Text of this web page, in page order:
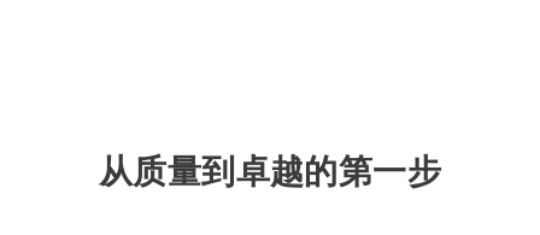
从质量到卓越的第一步